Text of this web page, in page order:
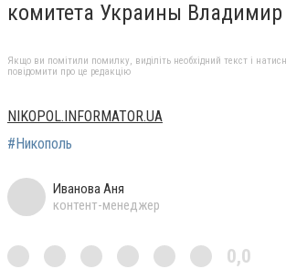
комитета Украины
Якщо ви помітили помилку, виділіть необхідний текст і
повідомити про це редакцію
NIKOPOL.INFORMATOR.UA
#Никополь
Иванова Аня
контент-менеджер
0,0